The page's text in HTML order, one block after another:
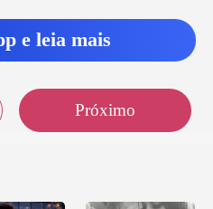
e leia mais
Próximo